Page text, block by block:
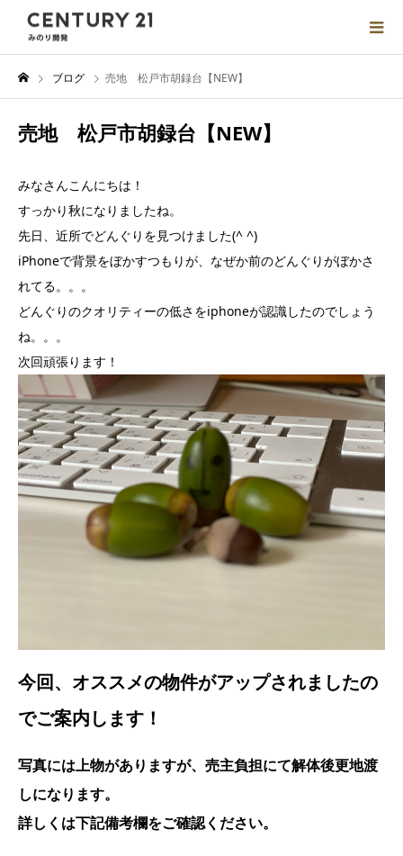
ブログ 売地 松戸市胡録台【NEW】
売地 松戸市胡録台【NEW】
みなさんこんにちは！
すっかり秋になりましたね。
先日、近所でどんぐりを見つけました(^ ^)
iPhoneで背景をぼかすつもりが、なぜか前のどんぐりがぼかさ
れてる。。。
どんぐりのクオリティーの低さをiphoneが認識したのでしょう
ね。。。
次回頑張ります！
今回、オススメの物件がアップされましたの
でご案内します！
写真には上物がありますが、売主負担にて解体後更地渡
しになります。
詳しくは下記備考欄をご確認ください。